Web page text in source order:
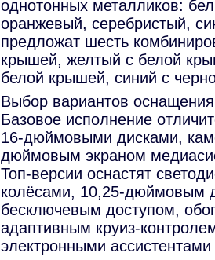
однотонных металликов:
оранжевый, серебристый,
предложат шесть
крышей, желтый с белой
белой крышей, синий с
Выбор вариантов
Базовое исполнение
16-дюймовыми дисками,
дюймовым экраном
Топ-версии оснастят
колёсами, 10,25-дюймовым
бесключевым доступом,
адаптивным круиз-
электронными